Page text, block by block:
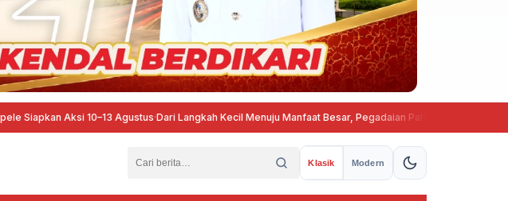
Aksi 10–13 Agustus·Dari Langkah Kecil Menuju Manfaat Besar, Pegadaian Pati Tebar Kepedulian Lewat
Klasik Modern